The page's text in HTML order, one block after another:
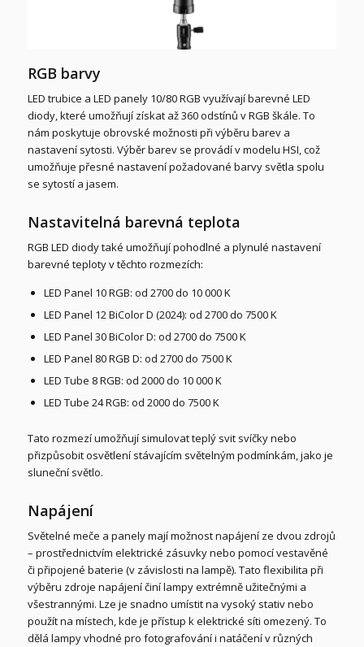
RGB barvy
LED trubice a LED panely 10/80 RGB využívají barevné LED
diody, které umožňují získat až 360 odstínů v RGB škále. To
nám poskytuje obrovské možnosti při výběru barev a
nastavení sytosti. Výběr barev se provádí v modelu HSI, což
umožňuje přesné nastavení požadované barvy světla spolu
se sytostí a jasem.
Nastavitelná barevná teplota
RGB LED diody také umožňují pohodlné a plynulé nastavení
barevné teploty v těchto rozmezích:
LED Panel 10 RGB: od 2700 do 10 000 K
LED Panel 12 BiColor D (2024): od 2700 do 7500 K
LED Panel 30 BiColor D: od 2700 do 7500 K
LED Panel 80 RGB D: od 2700 do 7500 K
LED Tube 8 RGB: od 2000 do 10 000 K
LED Tube 24 RGB: od 2000 do 7500 K
Tato rozmezí umožňují simulovat teplý svit svíčky nebo
přizpůsobit osvětlení stávajícím světelným podmínkám, jako je
sluneční světlo.
Napájení
Světelné meče a panely mají možnost napájení ze dvou zdrojů
– prostřednictvím elektrické zásuvky nebo pomocí vestavěné
či připojené baterie (v závislosti na lampě). Tato flexibilita při
výběru zdroje napájení činí lampy extrémně užitečnými a
všestrannými. Lze je snadno umístit na vysoký stativ nebo
použít na místech, kde je přístup k elektrické síti omezený. To
dělá lampy vhodné pro fotografování i natáčení v různých